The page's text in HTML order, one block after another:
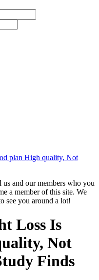
plan High quality, Not
and our members who you
a member of this site. We
see you around a lot!
Loss Is
Not
Finds